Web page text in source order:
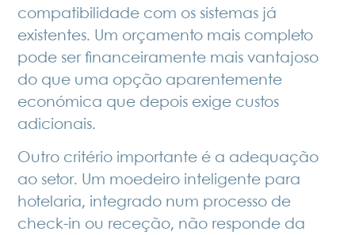
compatibilidade com os sistemas já
existentes. Um orçamento mais completo
pode ser financeiramente mais vantajoso
do que uma opção aparentemente
económica que depois exige custos
adicionais.
Outro critério importante é a adequação
ao setor. Um moedeiro inteligente para
hotelaria, integrado num processo de
check-in ou receção, não responde da